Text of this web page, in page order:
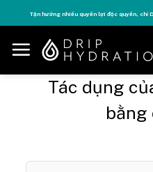
to
content
Tận hưởng nhiều quyền lợi độc quyền, chỉ
Tác dụng
bằng